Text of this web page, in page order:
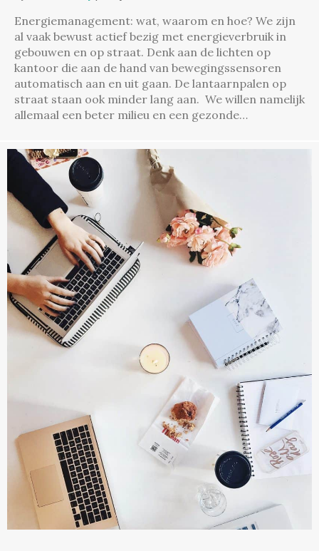
Energiemanagement: wat, waarom en hoe? We zijn
al vaak bewust actief bezig met energieverbruik in
gebouwen en op straat. Denk aan de lichten op
kantoor die aan de hand van bewegingssensoren
automatisch aan en uit gaan. De lantaarnpalen op
straat staan ook minder lang aan. We willen namelijk
allemaal een beter milieu en een gezonde…